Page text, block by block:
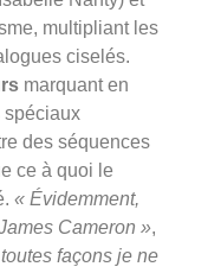
multipliant les
ciselés.
marquant en
spéciaux
des séquences
ce à quoi le
« Évidemment,
Cameron »,
façons je ne